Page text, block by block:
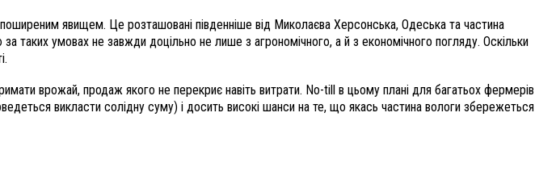
явищем. Це розташовані південніше від Миколаєва Херсонська, Одеська та частина
таких умовах не завжди доцільно не лише з агрономічного, а й з економічного погляду. Оскільки
врожай, продаж якого не перекриє навіть витрати. No-till в цьому плані для багатьох фермерів
викласти солідну суму) і досить високі шанси на те, що якась частина вологи збережеться